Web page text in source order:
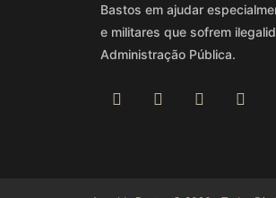
Bastos em ajudar
e militares que sofrem
Administração Pública.